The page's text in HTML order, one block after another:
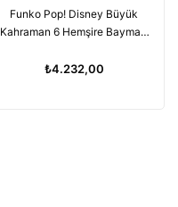
Funko Pop! Disney Büyük
Kahraman 6 Hemşire Baymax,
₺4.232,00